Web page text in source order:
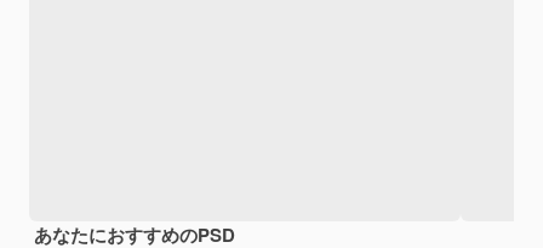
あなたにおすすめのPSD